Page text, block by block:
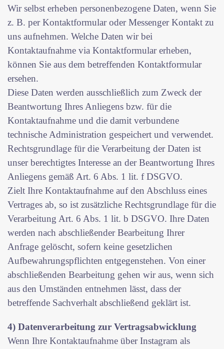
Wir selbst erheben personenbezogene Daten, wenn Sie
z. B. per Kontaktformular oder Messenger Kontakt zu
uns aufnehmen. Welche Daten wir bei
Kontaktaufnahme via Kontaktformular erheben,
können Sie aus dem betreffenden Kontaktformular
ersehen.
Diese Daten werden ausschließlich zum Zweck der
Beantwortung Ihres Anliegens bzw. für die
Kontaktaufnahme und die damit verbundene
technische Administration gespeichert und verwendet.
Rechtsgrundlage für die Verarbeitung der Daten ist
unser berechtigtes Interesse an der Beantwortung Ihres
Anliegens gemäß Art. 6 Abs. 1 lit. f DSGVO.
Zielt Ihre Kontaktaufnahme auf den Abschluss eines
Vertrages ab, so ist zusätzliche Rechtsgrundlage für die
Verarbeitung Art. 6 Abs. 1 lit. b DSGVO. Ihre Daten
werden nach abschließender Bearbeitung Ihrer
Anfrage gelöscht, sofern keine gesetzlichen
Aufbewahrungspflichten entgegenstehen. Von einer
abschließenden Bearbeitung gehen wir aus, wenn sich
aus den Umständen entnehmen lässt, dass der
betreffende Sachverhalt abschließend geklärt ist.
4) Datenverarbeitung zur Vertragsabwicklung
Wenn Ihre Kontaktaufnahme über Instagram als